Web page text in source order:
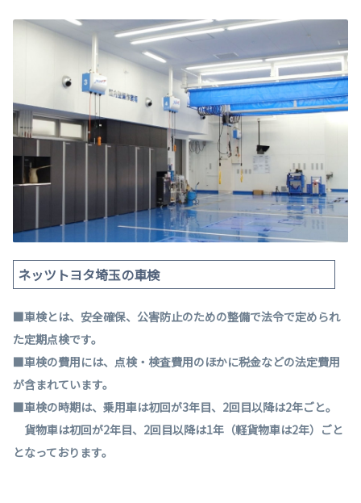
ネッツトヨタ埼玉の車検
■車検とは、安全確保、公害防止のための整備で法令で定められ
た定期点検です。
■車検の費用には、点検・検査費用のほかに税金などの法定費用
が含まれています。
■車検の時期は、乗用車は初回が3年目、2回目以降は2年ごと。
貨物車は初回が2年目、2回目以降は1年（軽貨物車は2年）ごと
となっております。